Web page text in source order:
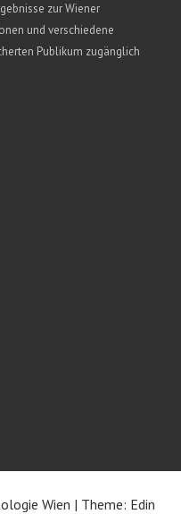
zur Wiener
und verschiedene
Publikum zugänglich
Wien | Theme: Edin